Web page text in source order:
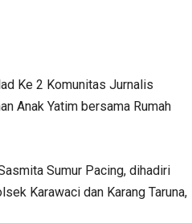
Ke 2 Komunitas Jurnalis
Anak Yatim bersama Rumah
Sumur Pacing, dihadiri
Karawaci dan Karang Taruna,